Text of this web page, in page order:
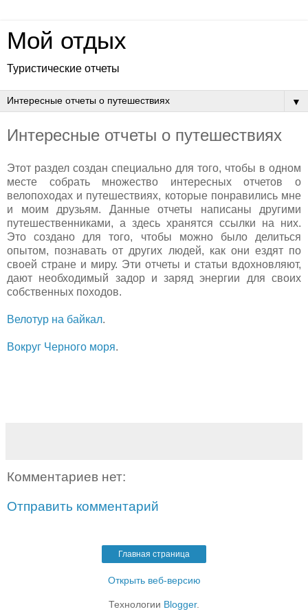
Мой отдых
Туристические отчеты
▼
Интересные отчеты о путешествиях
Этот раздел создан специально для того, чтобы в одном
месте собрать множество интересных отчетов о
велопоходах и путешествиях, которые понравились мне
и моим друзьям. Данные отчеты написаны другими
путешественниками, а здесь хранятся ссылки на них.
Это создано для того, чтобы можно было делиться
опытом, познавать от других людей, как они ездят по
своей стране и миру. Эти отчеты и статьи вдохновляют,
дают необходимый задор и заряд энергии для своих
собственных походов.
Велотур на байкал.
Вокруг Черного моря.
Комментариев нет:
Отправить комментарий
Главная страница
Открыть веб-версию
Технологии Blogger.